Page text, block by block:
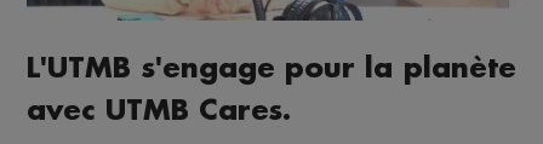
L'UTMB s'engage pour la planète
avec UTMB Cares.